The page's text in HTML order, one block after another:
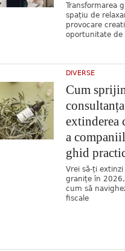
Transformarea
spațiu de
provocare
oportunitate de
DIVERSE
Cum
extinderea
a
ghid
Vrei să-ți
granițe în
cum să
fiscale